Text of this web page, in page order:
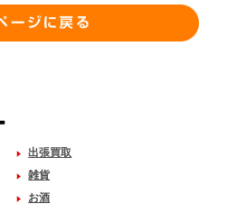
出張買取
雑貨
お酒